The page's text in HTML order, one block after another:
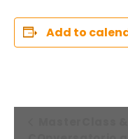
Add to